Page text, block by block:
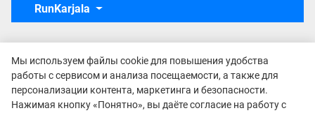
RunKarjala
Мы используем файлы cookie для повышения удобства
работы с сервисом и анализа посещаемости, а также для
персонализации контента, маркетинга и безопасности.
Нажимая кнопку «Понятно», вы даёте согласие на работу с